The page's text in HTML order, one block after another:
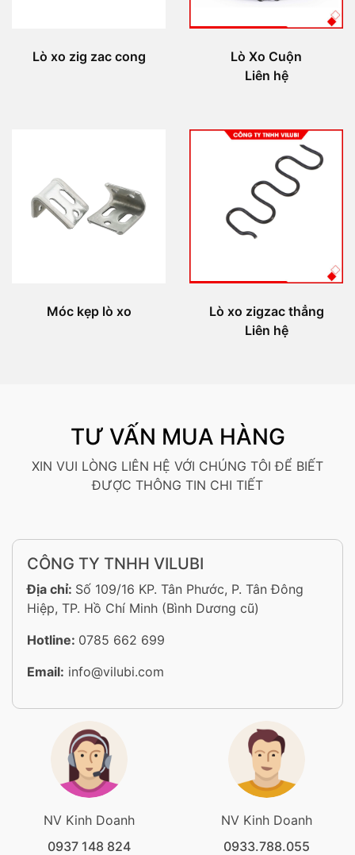
Lò xo zig zac cong
Lò Xo Cuộn
Liên hệ
Móc kẹp lò xo
Lò xo zigzac thẳng
Liên hệ
TƯ VẤN MUA HÀNG
XIN VUI LÒNG LIÊN HỆ VỚI CHÚNG TÔI ĐỂ BIẾT
ĐƯỢC THÔNG TIN CHI TIẾT
CÔNG TY TNHH VILUBI
Địa chỉ: Số 109/16 KP. Tân Phước, P. Tân Đông
Hiệp, TP. Hồ Chí Minh (Bình Dương cũ)
Hotline: 0785 662 699
Email: info@vilubi.com
NV Kinh Doanh
0937 148 824
NV Kinh Doanh
0933.788.055